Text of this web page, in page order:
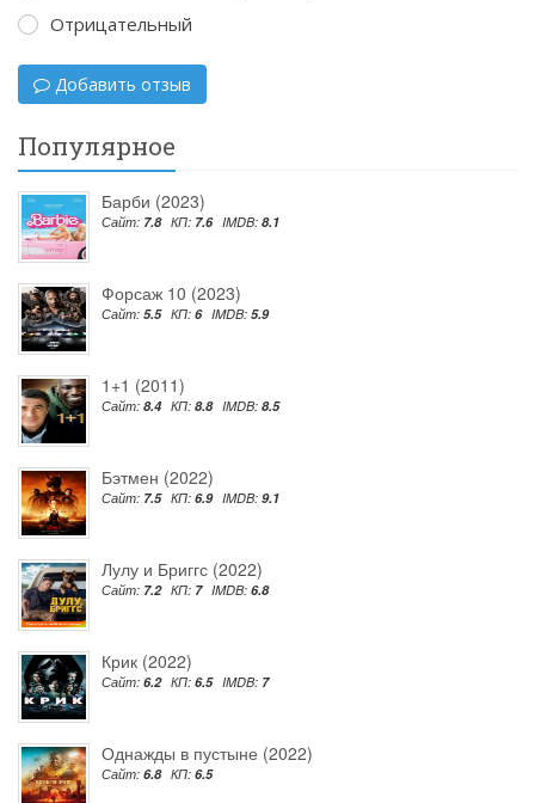
Отрицательный
Добавить отзыв
Популярное
Барби (2023)
Сайт: 7.8 КП: 7.6 IMDB: 8.1
Форсаж 10 (2023)
Сайт: 5.5 КП: 6 IMDB: 5.9
1+1 (2011)
Сайт: 8.4 КП: 8.8 IMDB: 8.5
Бэтмен (2022)
Сайт: 7.5 КП: 6.9 IMDB: 9.1
Лулу и Бриггс (2022)
Сайт: 7.2 КП: 7 IMDB: 6.8
Крик (2022)
Сайт: 6.2 КП: 6.5 IMDB: 7
Однажды в пустыне (2022)
Сайт: 6.8 КП: 6.5